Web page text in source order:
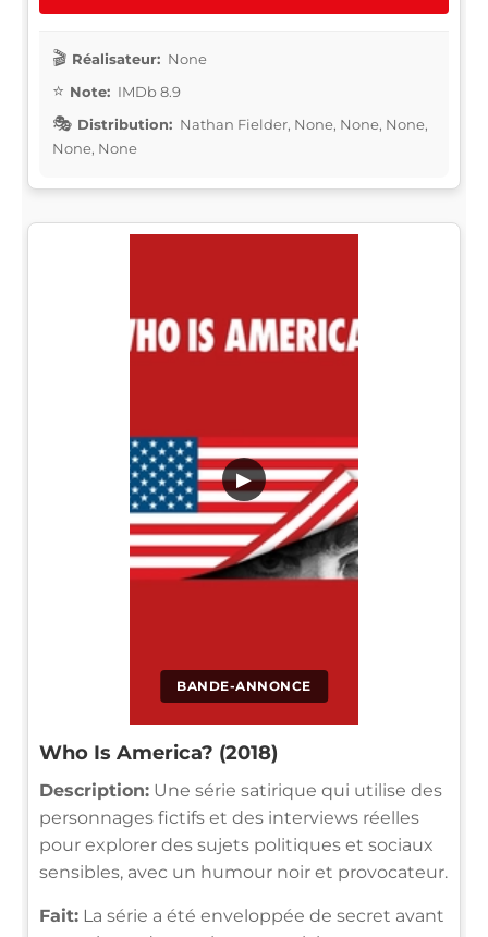
Réalisateur: None
Note: IMDb 8.9
Distribution: Nathan Fielder, None, None, None,
None, None
BANDE-ANNONCE
▶
Who Is America? (2018)
Description: Une série satirique qui utilise des
personnages fictifs et des interviews réelles
pour explorer des sujets politiques et sociaux
sensibles, avec un humour noir et provocateur.
Fait: La série a été enveloppée de secret avant